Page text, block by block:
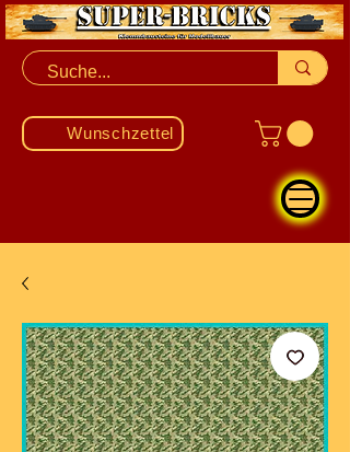
Wunschzettel